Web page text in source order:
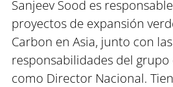
Sanjeev Sood es
proyectos de expansión
Carbon en Asia, junto con las
responsabilidades del grupo
como Director Nacional.